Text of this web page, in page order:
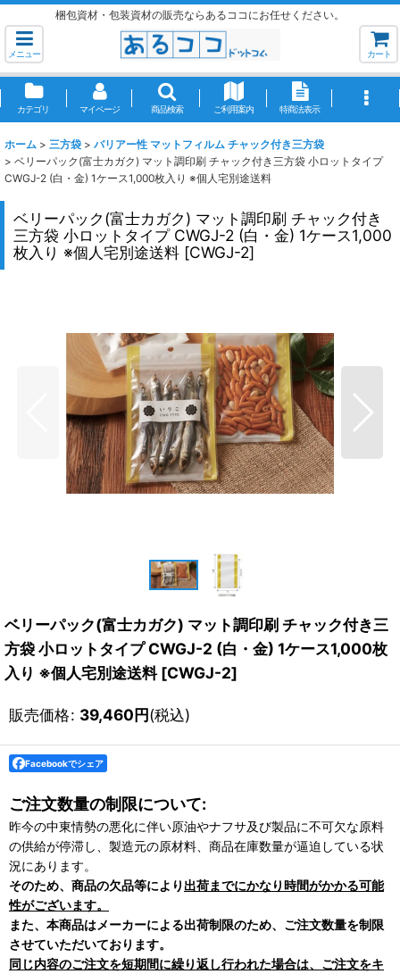
梱包資材・包装資材の販売ならあるココにお任せください。
メニュー カート
カテゴリ マイページ 商品検索 ご利用案内 特商法表示
ホーム > 三方袋 > バリアー性 マットフィルム チャック付き三方袋
> ベリーパック(富士カガク) マット調印刷 チャック付き三方袋 小ロットタイプ
CWGJ-2 (白・金) 1ケース1,000枚入り ※個人宅別途送料
ベリーパック(富士カガク) マット調印刷 チャック付き
三方袋 小ロットタイプ CWGJ-2 (白・金) 1ケース1,000
枚入り ※個人宅別途送料 [CWGJ-2]
ベリーパック(富士カガク) マット調印刷 チャック付き三
方袋 小ロットタイプ CWGJ-2 (白・金) 1ケース1,000枚
入り ※個人宅別途送料 [CWGJ-2]
販売価格: 39,460円(税込)
Facebookでシェア
ご注文数量の制限について:
昨今の中東情勢の悪化に伴い原油やナフサ及び製品に不可欠な原料
の供給が停滞し、製造元の原材料、商品在庫数量が逼迫している状
況にあります。
そのため、商品の欠品等により 出荷までにかなり時間がかかる可能
性がございます。
また、本商品はメーカーによる出荷制限のため、ご注文数量を制限
させていただいております。
同じ内容のご注文を短期間に繰り返し行われた場合は、ご注文をキ